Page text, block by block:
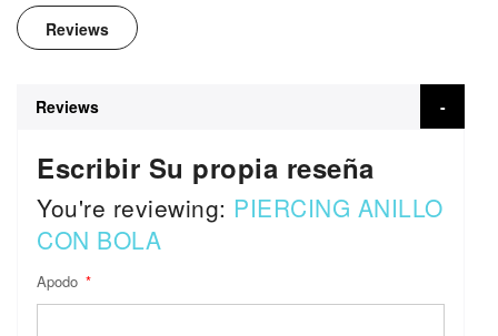
Reviews
Reviews
Escribir Su propia reseña
You're reviewing: PIERCING ANILLO
CON BOLA
Apodo